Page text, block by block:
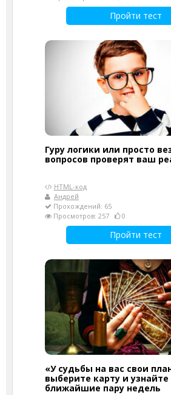
Пройти тест
Гуру логики или просто
вопросов проверят ваш
HTML-код
Андрей
Прохождений: 65
Просмотров: 257
0
Пройти тест
«У судьбы на вас свои
выберите карту и
ближайшие пару недель